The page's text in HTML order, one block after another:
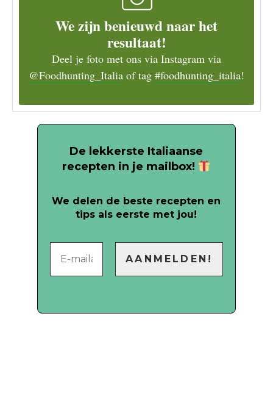
We zijn benieuwd naar het
resultaat!
Deel je foto met ons via Instagram via
@Foodhunting_Italia of tag #foodhunting_italia!
De lekkerste Italiaanse
recepten in je mailbox!
We delen de beste recepten en
tips als eerste met jou!